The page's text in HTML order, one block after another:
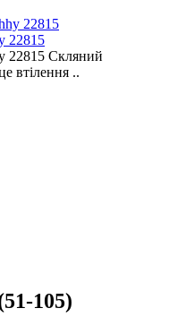
22815
22815 Скляний
втілення ..
105)